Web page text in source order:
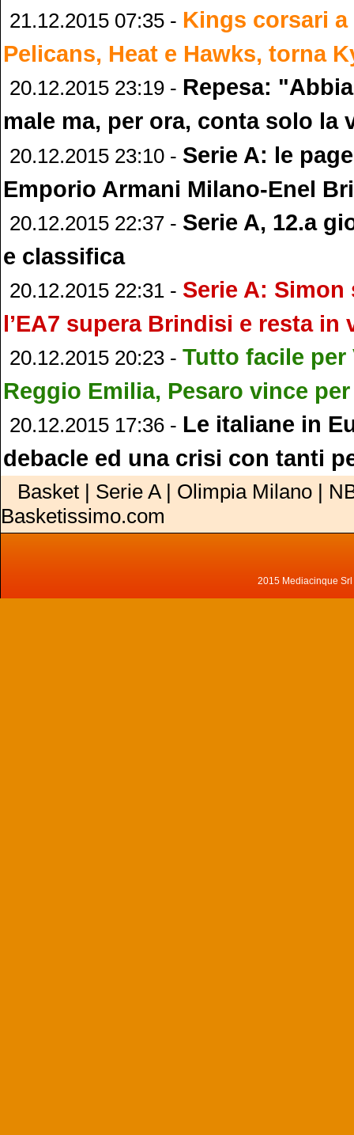
21.12.2015 07:35 - Kings corsari
Pelicans, Heat e Hawks, torna
20.12.2015 23:19 - Repesa:
male ma, per ora, conta solo la
20.12.2015 23:10 - Serie A: le
Emporio Armani Milano-Enel
20.12.2015 22:37 - Serie A, 12.a
e classifica
20.12.2015 22:31 - Serie A: Simon
l’EA7 supera Brindisi e resta in
20.12.2015 20:23 - Tutto facile per
Reggio Emilia, Pesaro vince
20.12.2015 17:36 - Le italiane in
debacle ed una crisi con tanti
Basket | Serie A | Olimpia Milano |
Basketissimo.com
2015 Mediacinque Srl